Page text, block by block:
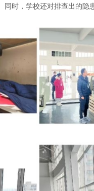
时，学校还对排查出的